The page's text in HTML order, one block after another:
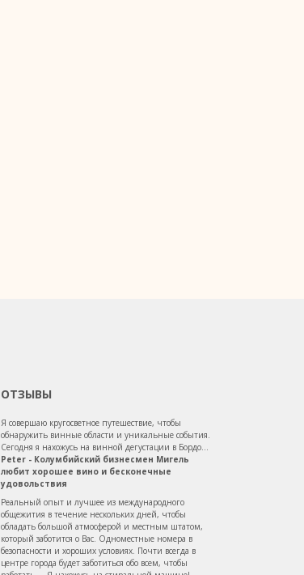
ОТЗЫВЫ
Я совершаю кругосветное путешествие, чтобы
обнаружить винные области и уникальные события.
Сегодня я нахожусь на винной дегустации в Бордо...
Peter - Колумбийский бизнесмен Мигель
любит хорошее вино и бесконечные
удовольствия
Реальный опыт и лучшее из международного
общежития в течение нескольких дней, чтобы
обладать большой атмосферой и местным штатом,
который заботится о Вас. Одноместные номера в
безопасности и хороших условиях. Почти всегда в
центре города будет заботиться обо всем, чтобы